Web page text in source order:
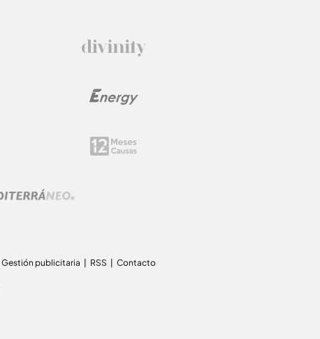
Gestión publicitaria RSS Contacto